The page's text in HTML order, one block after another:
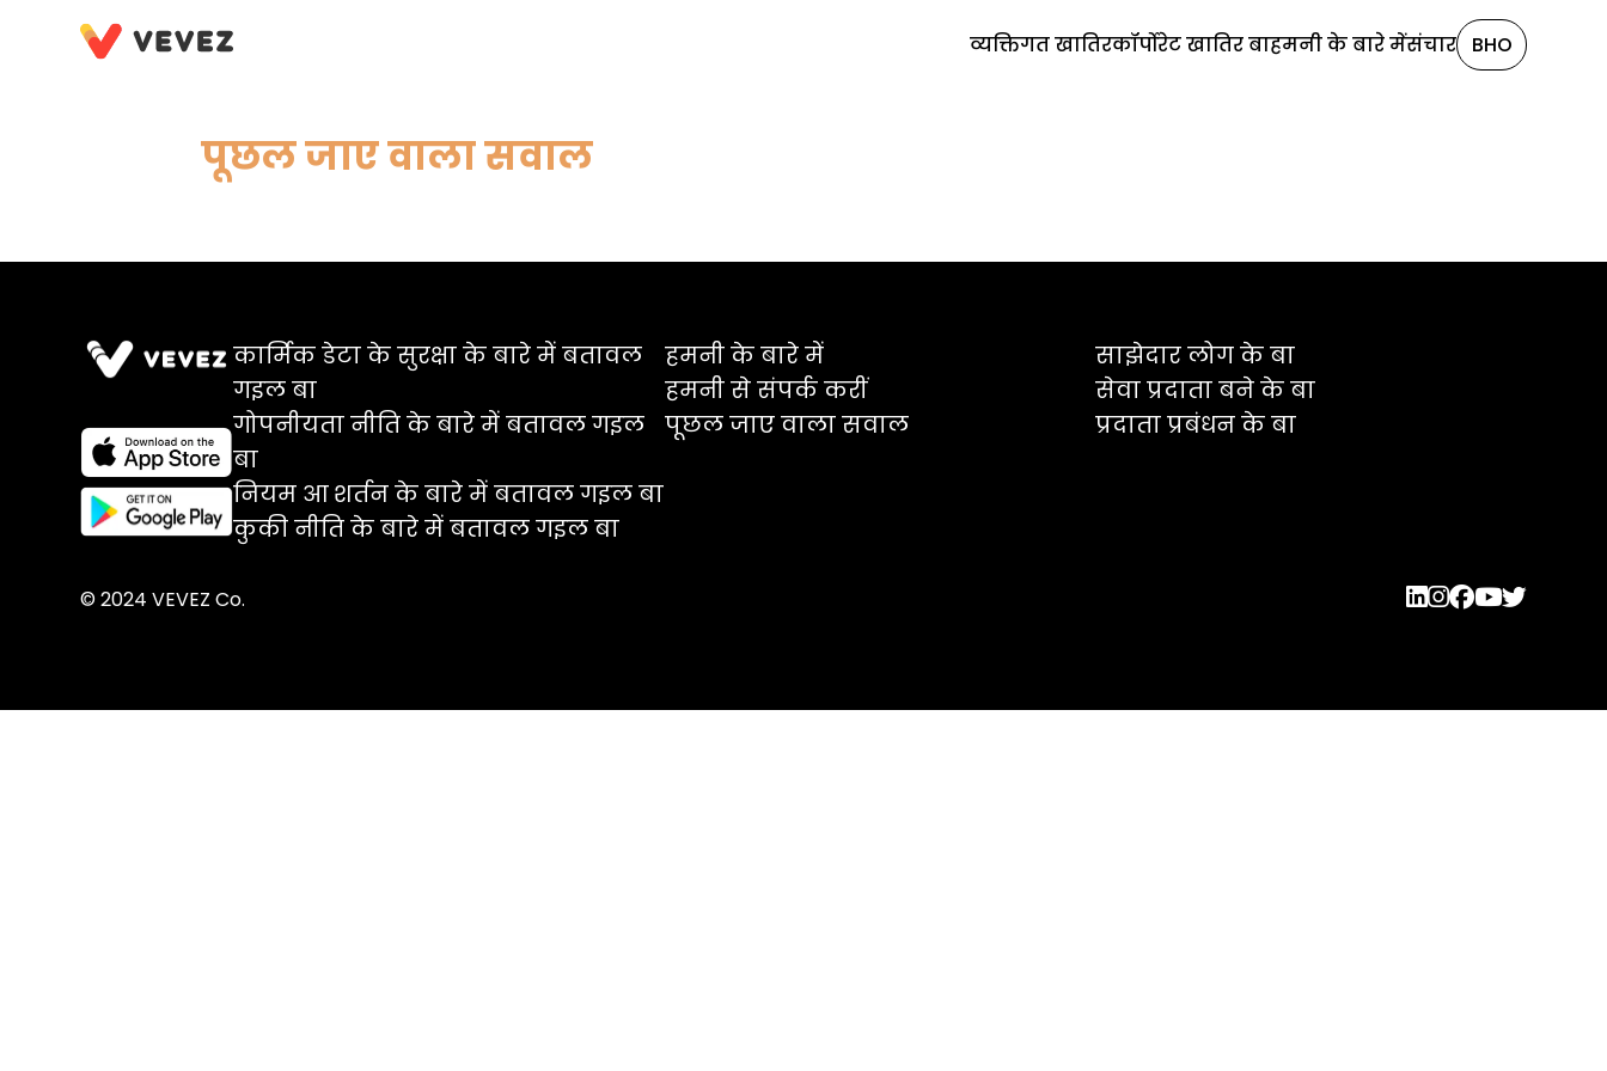
व्यक्तिगत खातिरकॉर्पोरेट खातिर बाहमनी के बारे मेंसंचार BHO
पूछल जाए वाला सवाल
कार्मिक डेटा के सुरक्षा के बारे में बतावल
गइल बा
गोपनीयता नीति के बारे में बतावल गइल
बा
नियम आ शर्तन के बारे में बतावल गइल बा
कुकी नीति के बारे में बतावल गइल बा
हमनी के बारे में
हमनी से संपर्क करीं
पूछल जाए वाला सवाल
साझेदार लोग के बा
सेवा प्रदाता बने के बा
प्रदाता प्रबंधन के बा
© 2024 VEVEZ Co.